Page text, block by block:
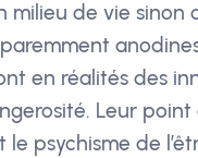
milieu de vie sinon
en réalités des
Leur point
psychisme de